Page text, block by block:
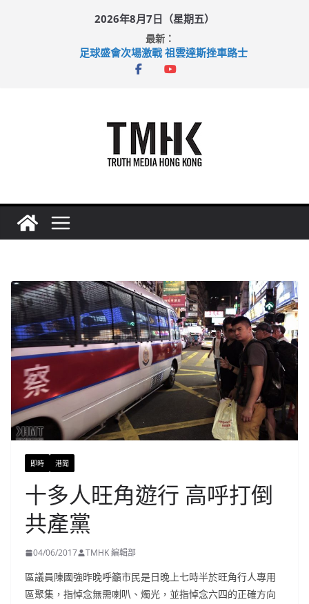
2026年8月7日（星期五）
最新：
足球盛會次場激戰 祖雲達斯挫車路士
上半年純利大增七成 國泰：下半年油價續波動
即時 港聞
十多人旺角遊行 高呼打倒
共產黨
04/06/2017 TMHK 編輯部
區議員陳國強昨晚呼籲市民是日晚上七時半於旺角行人專用
區聚集，指悼念無需喇叭、燭光，並指悼念六四的正確方向